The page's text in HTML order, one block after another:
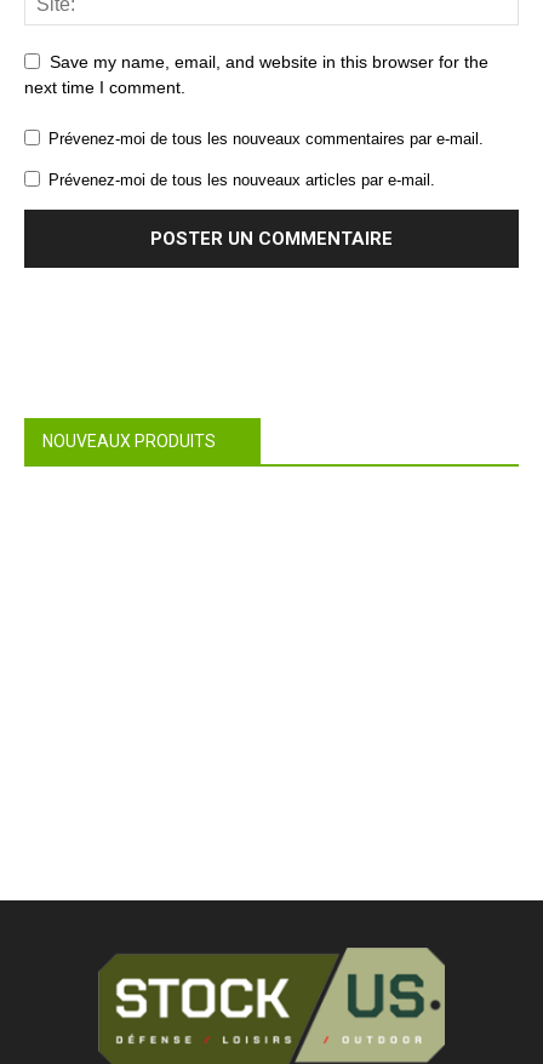
Save my name, email, and website in this browser for the
next time I comment.
Prévenez-moi de tous les nouveaux commentaires par e-mail.
Prévenez-moi de tous les nouveaux articles par e-mail.
NOUVEAUX PRODUITS